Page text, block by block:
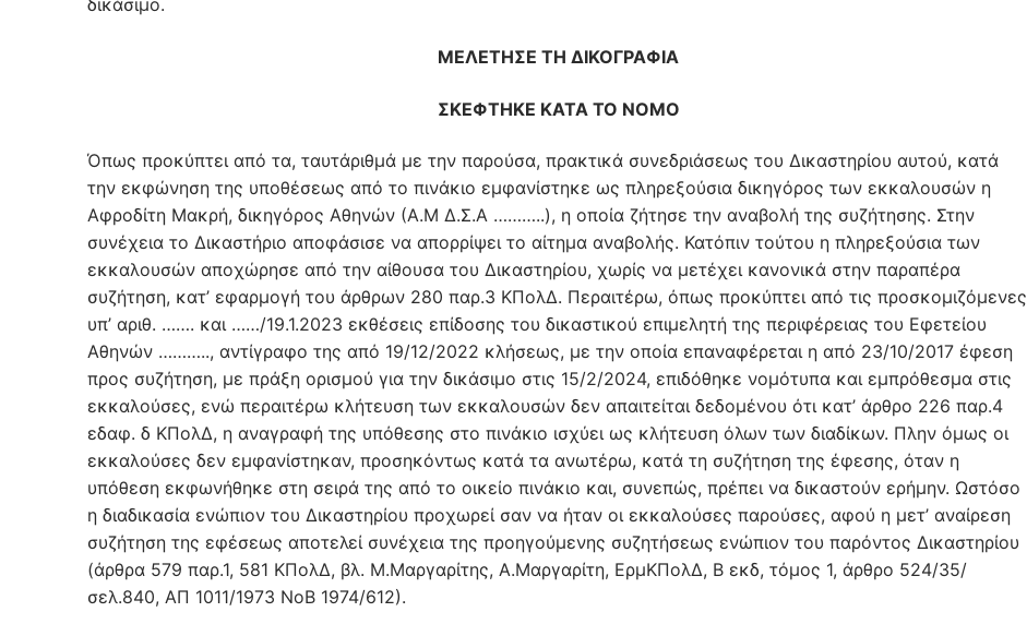
δικάσιμο.
ΜΕΛΕΤΗΣΕ ΤΗ ΔΙΚΟΓΡΑΦΙΑ
ΣΚΕΦΤΗΚΕ ΚΑΤΑ ΤΟ ΝΟΜΟ
Όπως προκύπτει από τα, ταυτάριθμά με την παρούσα, πρακτικά συνεδριάσεως του Δικαστηρίου αυτού, κατά
την εκφώνηση της υποθέσεως από το πινάκιο εμφανίστηκε ως πληρεξούσια δικηγόρος των εκκαλουσών η
Αφροδίτη Μακρή, δικηγόρος Αθηνών (Α.Μ Δ.Σ.Α ………..), η οποία ζήτησε την αναβολή της συζήτησης. Στην
συνέχεια το Δικαστήριο αποφάσισε να απορρίψει το αίτημα αναβολής. Κατόπιν τούτου η πληρεξούσια των
εκκαλουσών αποχώρησε από την αίθουσα του Δικαστηρίου, χωρίς να μετέχει κανονικά στην παραπέρα
συζήτηση, κατ’ εφαρμογή του άρθρων 280 παρ.3 ΚΠολΔ. Περαιτέρω, όπως προκύπτει από τις προσκομιζόμενες
υπ’ αριθ. ……. και ……/19.1.2023 εκθέσεις επίδοσης του δικαστικού επιμελητή της περιφέρειας του Εφετείου
Αθηνών ……….., αντίγραφο της από 19/12/2022 κλήσεως, με την οποία επαναφέρεται η από 23/10/2017 έφεση
προς συζήτηση, με πράξη ορισμού για την δικάσιμο στις 15/2/2024, επιδόθηκε νομότυπα και εμπρόθεσμα στις
εκκαλούσες, ενώ περαιτέρω κλήτευση των εκκαλουσών δεν απαιτείται δεδομένου ότι κατ’ άρθρο 226 παρ.4
εδαφ. δ ΚΠολΔ, η αναγραφή της υπόθεσης στο πινάκιο ισχύει ως κλήτευση όλων των διαδίκων. Πλην όμως οι
εκκαλούσες δεν εμφανίστηκαν, προσηκόντως κατά τα ανωτέρω, κατά τη συζήτηση της έφεσης, όταν η
υπόθεση εκφωνήθηκε στη σειρά της από το οικείο πινάκιο και, συνεπώς, πρέπει να δικαστούν ερήμην. Ωστόσο
η διαδικασία ενώπιον του Δικαστηρίου προχωρεί σαν να ήταν οι εκκαλούσες παρούσες, αφού η μετ’ αναίρεση
συζήτηση της εφέσεως αποτελεί συνέχεια της προηγούμενης συζητήσεως ενώπιον του παρόντος Δικαστηρίου
(άρθρα 579 παρ.1, 581 ΚΠολΔ, βλ. Μ.Μαργαρίτης, Α.Μαργαρίτη, ΕρμΚΠολΔ, Β εκδ, τόμος 1, άρθρο 524/35/
σελ.840, ΑΠ 1011/1973 ΝοΒ 1974/612).